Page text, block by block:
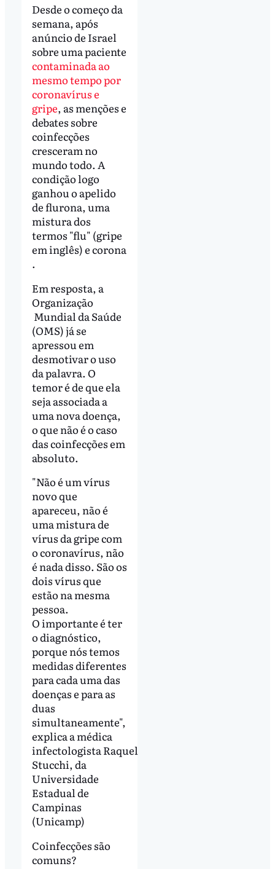
Desde o começo da
semana, após
anúncio de Israel
sobre uma paciente
contaminada ao
mesmo tempo por
coronavírus e
gripe, as menções e
debates sobre
coinfecções
cresceram no
mundo todo. A
condição logo
ganhou o apelido
de flurona, uma
mistura dos
termos "flu" (gripe
em inglês) e corona
.
Em resposta, a
Organização
Mundial da Saúde
(OMS) já se
apressou em
desmotivar o uso
da palavra. O
temor é de que ela
seja associada a
uma nova doença,
o que não é o caso
das coinfecções em
absoluto.
"Não é um vírus
novo que
apareceu, não é
uma mistura de
vírus da gripe com
o coronavírus, não
é nada disso. São os
dois vírus que
estão na mesma
pessoa.
O importante é ter
o diagnóstico,
porque nós temos
medidas diferentes
para cada uma das
doenças e para as
duas
simultaneamente",
explica a médica
infectologista Raquel
Stucchi, da
Universidade
Estadual de
Campinas
(Unicamp)
Coinfecções são
comuns?